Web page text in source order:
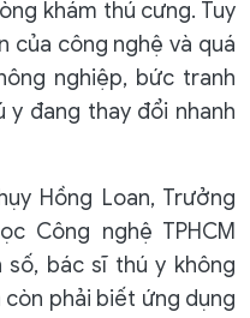
khám thú cưng. Tuy
của công nghệ và quá
nghiệp, bức tranh
y đang thay đổi nhanh
Hồng Loan, Trưởng
Công nghệ TPHCM
số, bác sĩ thú y không
phải biết ứng dụng